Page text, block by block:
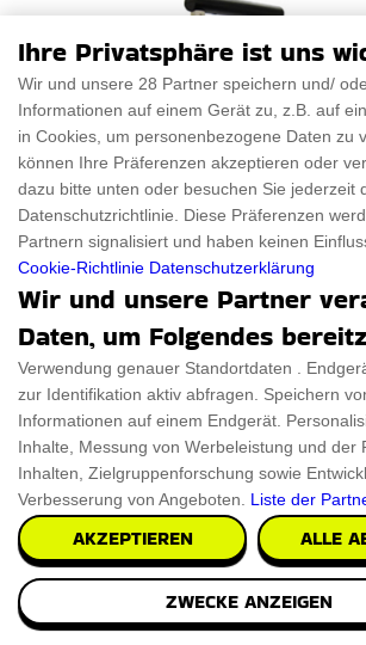
James Bond Carry-on
Ihre Privatsphäre ist uns
Wir und unsere 28 Partner speichern und/
Informationen auf einem Gerät zu, z.B. auf
in Cookies, um personenbezogene Daten zu
können Ihre Präferenzen akzeptieren oder
dazu bitte unten oder besuchen Sie jederzeit
Datenschutzrichtlinie. Diese Präferenzen
Partnern signalisiert und haben keinen
Cookie-Richtlinie Datenschutzerklärung
Wir und unsere Partner
Daten, um Folgendes
Verwendung genauer Standortdaten .
zur Identifikation aktiv abfragen. Speichern
Informationen auf einem Endgerät.
Inhalte, Messung von Werbeleistung und der
Inhalten, Zielgruppenforschung sowie
Verbesserung von Angeboten. Liste der
AKZEPTIEREN ALLE
ZWECKE ANZEIGEN